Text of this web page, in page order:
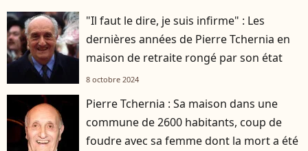
"Il faut le dire, je suis infirme" : Les
dernières années de Pierre Tchernia en
maison de retraite rongé par son état
8 octobre 2024
Pierre Tchernia : Sa maison dans une
commune de 2600 habitants, coup de
foudre avec sa femme dont la mort a été